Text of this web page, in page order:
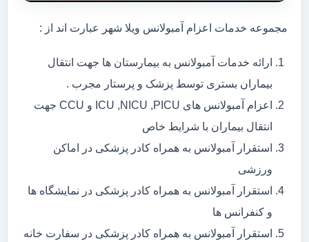
مجموعه خدمات اعزام آمبولانس ویلا شهر عبارت اند از :
ارائه خدمات آمبولانس به بیمارستان ها جهت انتقال
بیماران بستری توسط پزشک و پرستار مجرب .
اعزام آمبولانس های ICU ,NICU ,PICU و CCU جهت
انتقال بیماران با شرایط خاص
استقرار آمبولانس به همراه کادر پزشکی در اماکن
ورزشی
استقرار آمبولانس به همراه کادر پزشکی در نمایشگاه ها
و کنفرانس ها
استقرار آمبولانس به همراه کادر پزشکی در سفارت خانه